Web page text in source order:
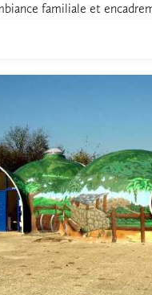
familiale et